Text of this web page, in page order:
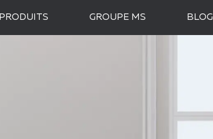
PRODUITS GROUPE MS BLOG